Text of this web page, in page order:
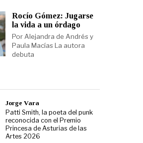
Rocío Gómez: Jugarse
la vida a un órdago
Por Alejandra de Andrés y
Paula Macías La autora
debuta
Jorge Vara
Patti Smith, la poeta del punk
reconocida con el Premio
Princesa de Asturias de las
Artes 2026